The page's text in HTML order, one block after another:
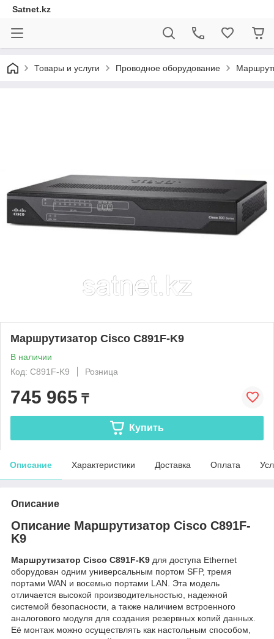
Satnet.kz
Товары и услуги Проводное оборудование
Маршрутизатор Cisco C891F-K9
В наличии
Код: C891F-K9
Розница
745 965 ₸
Купить
Описание Характеристики Доставка Оплата
Описание
Описание Маршрутизатор Cisco C891F-
K9
Маршрутизатор Cisco C891F-K9 для доступа Ethernet
оборудован одним универсальным портом SFP, тремя
портами WAN и восемью портами LAN. Эта модель
отличается высокой производительностью, надежной
системой безопасности, а также наличием встроенного
аналогового модуля для создания резервных копий данных.
Её монтаж можно осуществлять как настольным способом,